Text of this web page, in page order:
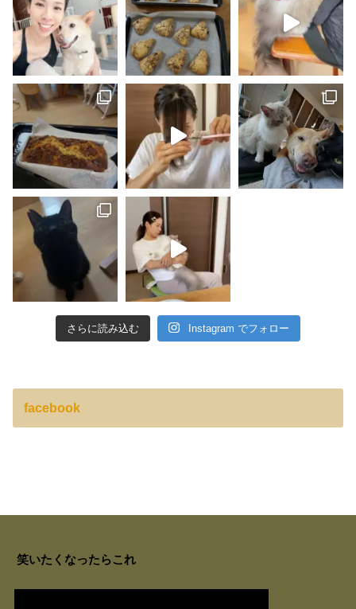
さらに読み込む Instagram でフォロー
facebook
笑いたくなったらこれ